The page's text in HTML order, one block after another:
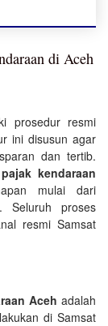
di Aceh
prosedur resmi
ini disusun agar
dan tertib.
kendaraan
mulai dari
Seluruh proses
resmi Samsat
Aceh adalah
di Samsat